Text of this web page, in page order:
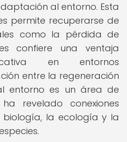
al entorno. Esta
permite recuperarse de
como la pérdida de
confiere una ventaja
en entornos
entre la regeneración
entorno es un área de
revelado conexiones
biología, la ecología y la